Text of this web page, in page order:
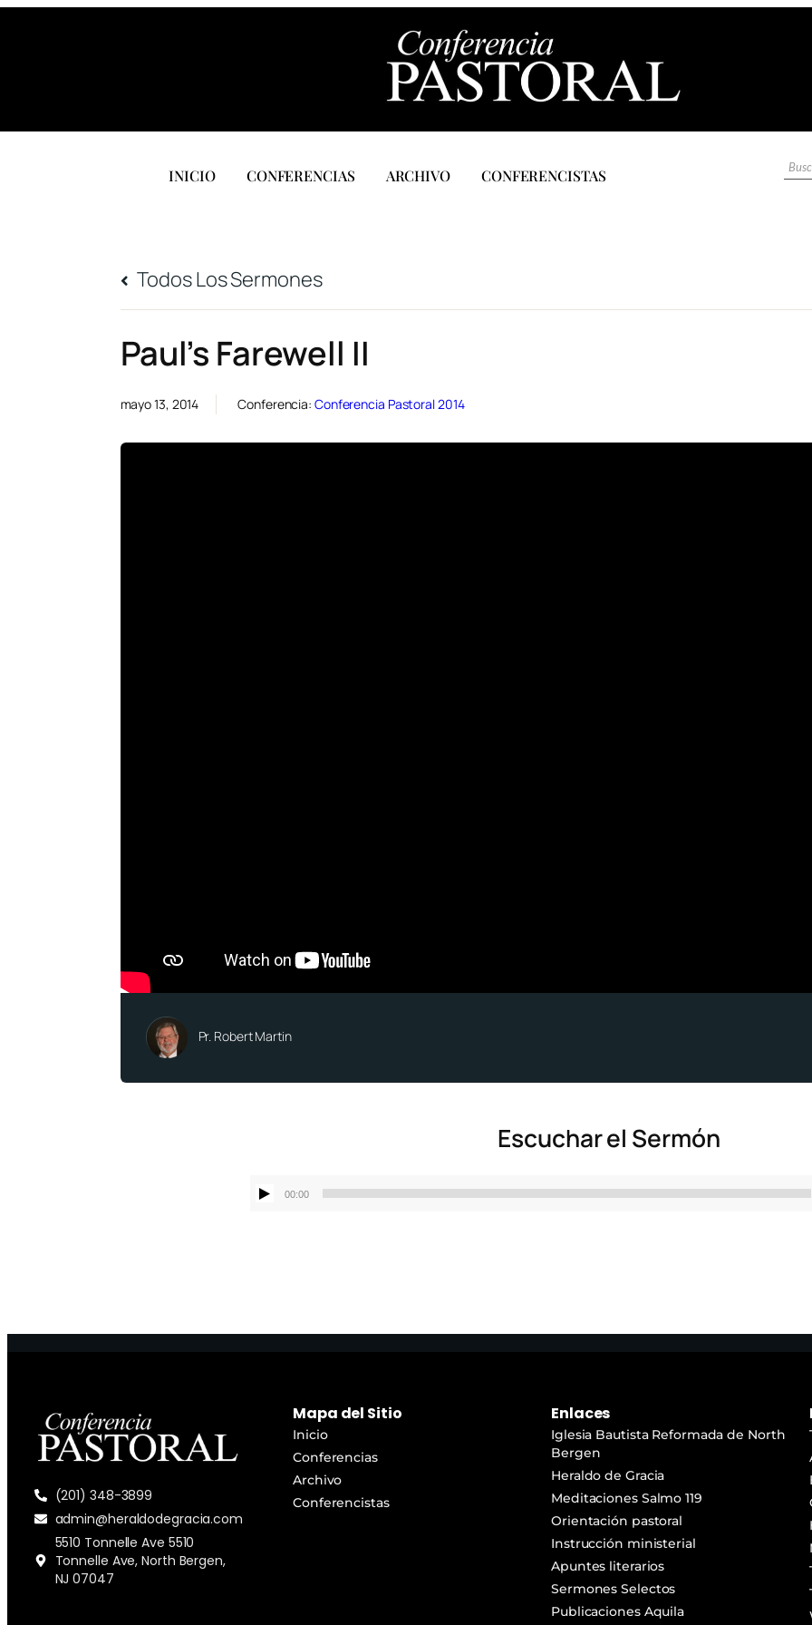
INICIO CONFERENCIAS ARCHIVO CONFERENCISTAS
Todos Los Sermones
Paul’s Farewell II
mayo 13, 2014 Conferencia: Conferencia Pastoral 2014
Pr. Robert Martin
Escuchar el Sermón
Reproductor
00:00
(201) 348-3899
admin@heraldodegracia.com
5510 Tonnelle Ave 5510
Tonnelle Ave, North Bergen,
NJ 07047
Mapa del Sitio
Inicio
Conferencias
Archivo
Conferencistas
Enlaces
Iglesia Bautista Reformada de North
Bergen
Heraldo de Gracia
Meditaciones Salmo 119
Orientación pastoral
Instrucción ministerial
Apuntes literarios
Sermones Selectos
Publicaciones Aquila